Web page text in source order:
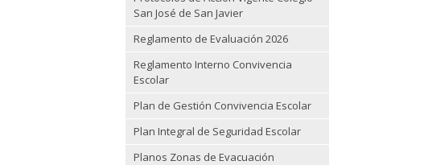
San José de San Javier
Reglamento de Evaluación 2026
Reglamento Interno Convivencia
Escolar
Plan de Gestión Convivencia Escolar
Plan Integral de Seguridad Escolar
Planos Zonas de Evacuación